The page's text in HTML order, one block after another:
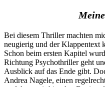
Bei diesem Thriller machten
neugierig und der Klappentext
Schon beim ersten Kapitel
Richtung Psychothriller geht
Ausblick auf das Ende gibt.
Andrea Nagele, einen